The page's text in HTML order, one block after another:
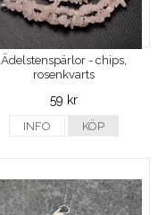
Ädelstenspärlor - chips,
rosenkvarts
59 kr
INFO KÖP